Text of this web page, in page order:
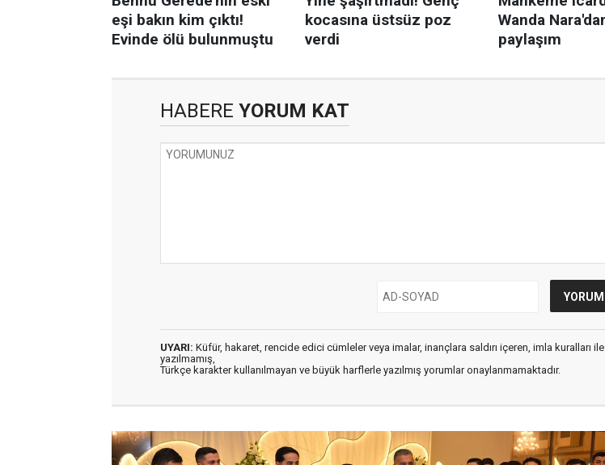
HABERE YORUM KAT
UYARI: Küfür, hakaret, rencide edici cümleler veya imalar, inançlara saldırı içeren, imla kuralları ile
yazılmamış,
Türkçe karakter kullanılmayan ve büyük harflerle yazılmış yorumlar onaylanmamaktadır.